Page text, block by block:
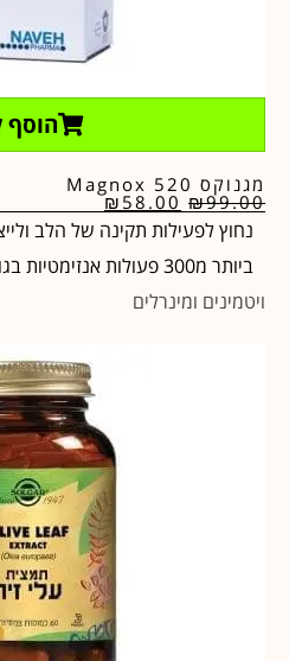
הוסף
מגנוקס Magnox 520
₪99.00
₪ 58.00
נחוץ לפעילות תקינה של הלב
ביותר מ300 פעולות אנזימטיות בגוף.
ויטמינים ומינרלים